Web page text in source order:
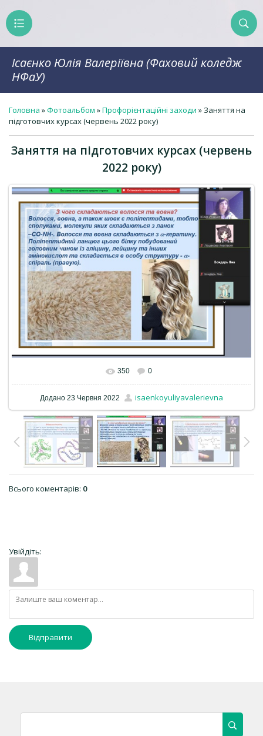
Ісаєнко Юлія Валеріївна (Фаховий коледж
НФаУ)
Головна »Фотоальбом »Профорієнтаційні заходи » Заняття на
підготовчих курсах (червень 2022 року)
Заняття на підготовчих курсах (червень
2022 року)
350 0
Додано 23 Червня 2022 isaenkoyuliyavalerievna
Всього коментарів: 0
Увійдіть:
Відправити